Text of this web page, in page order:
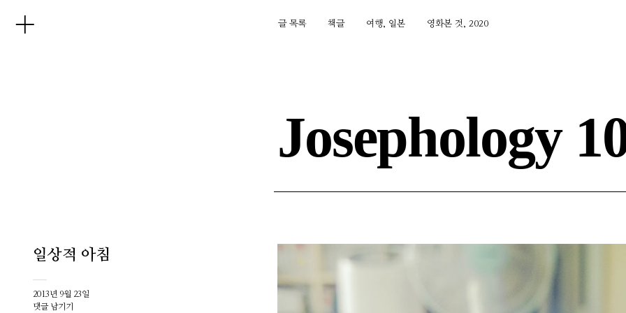
글 목록 책글 여행, 일본 영화본 것, 2020
Josephology
일상적 아침
2013년 9월 23일
댓글 남기기